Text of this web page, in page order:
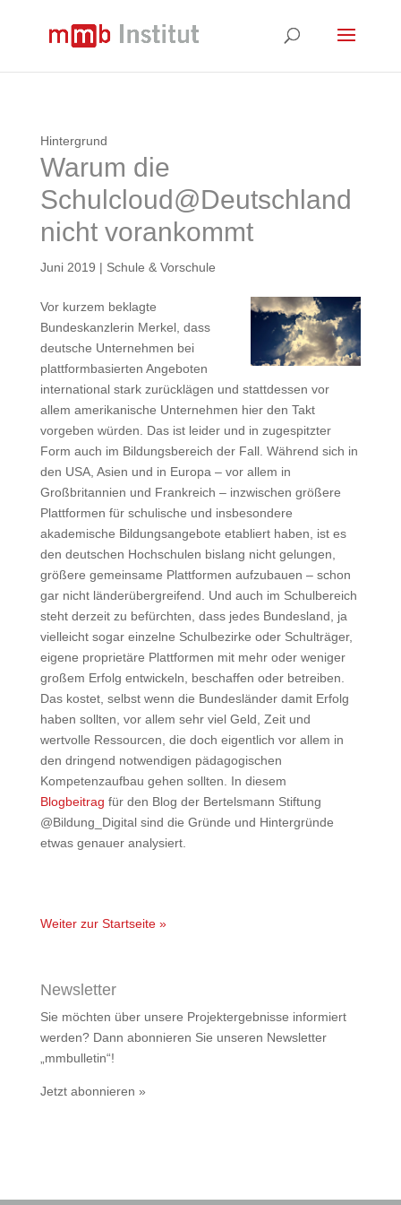
Hintergrund
Warum die
Schulcloud@Deutschland
nicht vorankommt
Juni 2019 | Schule & Vorschule
Vor kurzem beklagte
Bundeskanzlerin Merkel, dass
deutsche Unternehmen bei
plattformbasierten Angeboten
international stark zurücklägen und stattdessen vor
allem amerikanische Unternehmen hier den Takt
vorgeben würden. Das ist leider und in zugespitzter
Form auch im Bildungsbereich der Fall. Während sich in
den USA, Asien und in Europa – vor allem in
Großbritannien und Frankreich – inzwischen größere
Plattformen für schulische und insbesondere
akademische Bildungsangebote etabliert haben, ist es
den deutschen Hochschulen bislang nicht gelungen,
größere gemeinsame Plattformen aufzubauen – schon
gar nicht länderübergreifend. Und auch im Schulbereich
steht derzeit zu befürchten, dass jedes Bundesland, ja
vielleicht sogar einzelne Schulbezirke oder Schulträger,
eigene proprietäre Plattformen mit mehr oder weniger
großem Erfolg entwickeln, beschaffen oder betreiben.
Das kostet, selbst wenn die Bundesländer damit Erfolg
haben sollten, vor allem sehr viel Geld, Zeit und
wertvolle Ressourcen, die doch eigentlich vor allem in
den dringend notwendigen pädagogischen
Kompetenzaufbau gehen sollten. In diesem
Blogbeitrag für den Blog der Bertelsmann Stiftung
@Bildung_Digital sind die Gründe und Hintergründe
etwas genauer analysiert.
Weiter zur Startseite »
Newsletter
Sie möchten über unsere Projektergebnisse informiert
werden? Dann abonnieren Sie unseren Newsletter
„mmbulletin“!
Jetzt abonnieren »